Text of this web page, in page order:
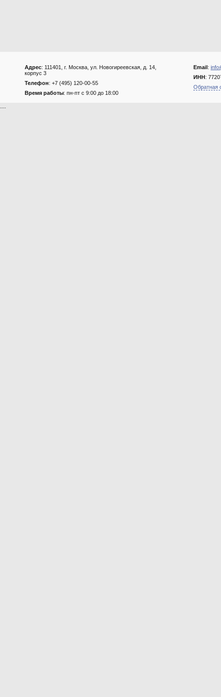
Адрес: 111401, г. Москва, ул. Новогиреевская, д. 14,
корпус 3
Телефон: +7 (495) 120-00-55
Время работы: пн-пт с 9:00 до 18:00
Email:
ИНН:
Обратная
....